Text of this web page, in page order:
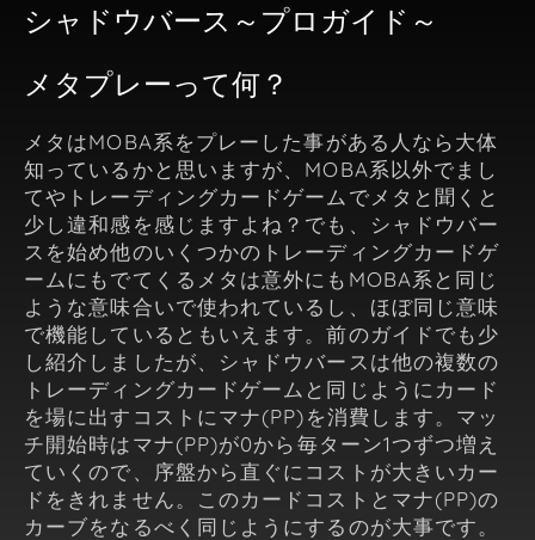
シャドウバース～プロガイド～
メタプレーって何？
メタはMOBA系をプレーした事がある人なら大体
知っているかと思いますが、MOBA系以外でまし
てやトレーディングカードゲームでメタと聞くと
少し違和感を感じますよね？でも、シャドウバー
スを始め他のいくつかのトレーディングカードゲ
ームにもでてくるメタは意外にもMOBA系と同じ
ような意味合いで使われているし、ほぼ同じ意味
で機能しているともいえます。前のガイドでも少
し紹介しましたが、シャドウバースは他の複数の
トレーディングカードゲームと同じようにカード
を場に出すコストにマナ(PP)を消費します。マッ
チ開始時はマナ(PP)が0から毎ターン1つずつ増え
ていくので、序盤から直ぐにコストが大きいカー
ドをきれません。このカードコストとマナ(PP)の
カーブをなるべく同じようにするのが大事です。